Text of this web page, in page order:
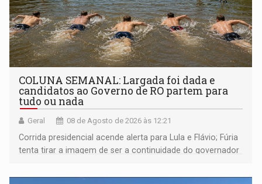
COLUNA SEMANAL: Largada foi dada e
candidatos ao Governo de RO partem para
tudo ou nada
Geral 08 de Agosto de 2026 às 12:21
Corrida presidencial acende alerta para Lula e Flávio; Fúria
tenta tirar a imagem de ser a continuidade do governador
não ter entrado no modo eleição; ABAV faz evento em